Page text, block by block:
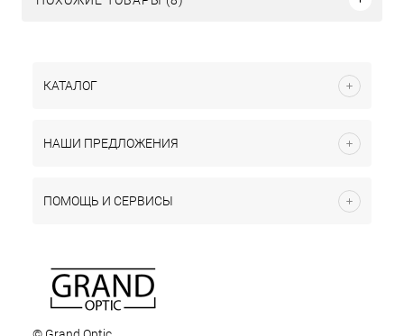
КАТАЛОГ
НАШИ ПРЕДЛОЖЕНИЯ
ПОМОЩЬ И СЕРВИСЫ